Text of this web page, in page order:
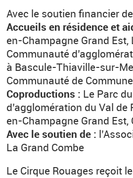
Avec le soutien financier
Accueils en résidence et
en-Champagne Grand
Communauté
à Bascule-Thiaville-sur-
Communauté de
Coproductions : Le Parc
d’agglomération du Val
en-Champagne Grand Est,
Avec le soutien de :
La Grand Combe
Le Cirque Rouages reçoit